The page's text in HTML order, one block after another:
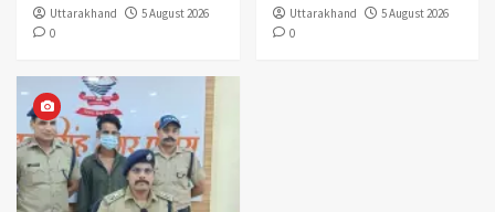
Uttarakhand
5 August 2026
0
Uttarakhand
5 August 2026
0